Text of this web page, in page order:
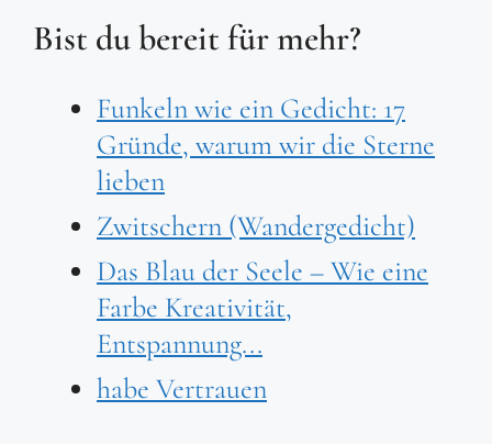
Bist du bereit für mehr?
Funkeln wie ein Gedicht: 17
Gründe, warum wir die Sterne
lieben
Zwitschern (Wandergedicht)
Das Blau der Seele – Wie eine
Farbe Kreativität,
Entspannung...
habe Vertrauen